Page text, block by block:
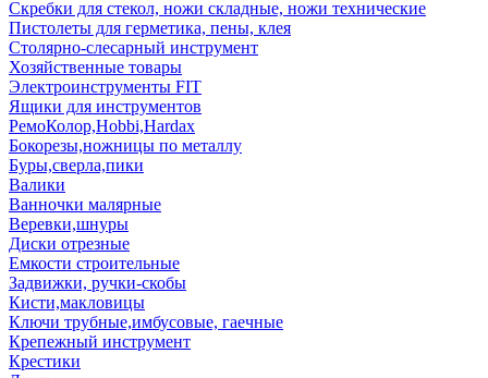
Скребки для стекол, ножи складные, ножи технические
Пистолеты для герметика, пены, клея
Столярно-слесарный инструмент
Хозяйственные товары
Электроинструменты FIT
Ящики для инструментов
РемоКолор,Hobbi,Hardax
Бокорезы,ножницы по металлу
Буры,сверла,пики
Валики
Ванночки малярные
Веревки,шнуры
Диски отрезные
Емкости строительные
Задвижки, ручки-скобы
Кисти,макловицы
Ключи трубные,имбусовые, гаечные
Крепежный инструмент
Крестики